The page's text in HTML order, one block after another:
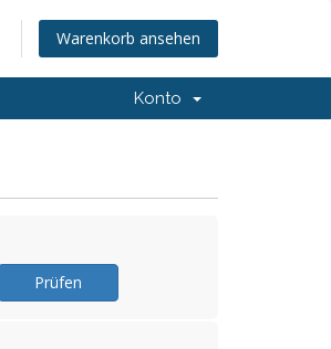
Warenkorb ansehen
Konto
Prüfen